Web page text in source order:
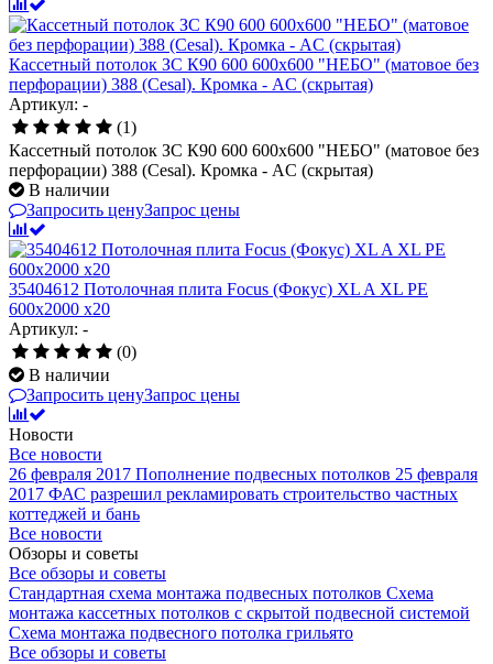
Кассетный потолок ЗС К90 600 600х600 "НЕБО" (матовое без
перфорации) 388 (Cesal). Кромка - AC (скрытая)
Артикул: -
(1)
Кассетный потолок ЗС К90 600 600х600 "НЕБО" (матовое без
перфорации) 388 (Cesal). Кромка - AC (скрытая)
В наличии
Запросить ценуЗапрос цены
35404612 Потолочная плита Focus (Фокус) XL A XL PE
600x2000 x20
Артикул: -
(0)
В наличии
Запросить ценуЗапрос цены
Новости
Все новости
26 февраля 2017 Пополнение подвесных потолков 25 февраля
2017 ФАС разрешил рекламировать строительство частных
коттеджей и бань
Все новости
Обзоры и советы
Все обзоры и советы
Стандартная схема монтажа подвесных потолков Схема
монтажа кассетных потолков с скрытой подвесной системой
Схема монтажа подвесного потолка грильято
Все обзоры и советы